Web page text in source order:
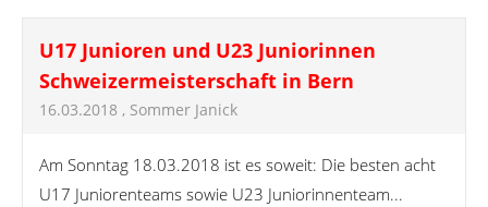
U17 Junioren und U23 Juniorinnen
Schweizermeisterschaft in Bern
16.03.2018 , Sommer Janick
Am Sonntag 18.03.2018 ist es soweit: Die besten acht
U17 Juniorenteams sowie U23 Juniorinnenteam...